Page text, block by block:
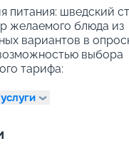
питания: шведский
желаемого блюда из
вариантов в
выбора
тарифа: